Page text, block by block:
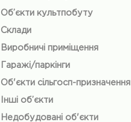
Об’єкти культпобуту
Склади
Виробничі приміщення
Гаражі/паркінги
Об'єкти сільгосп-призначення
Інші об’єкти
Недобудовані об'єкти